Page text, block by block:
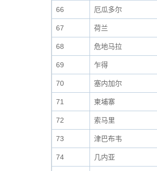
66 厄瓜多尔
67 荷兰
68 危地马拉
69 乍得
70 塞内加尔
71 柬埔寨
72 索马里
73 津巴布韦
74 几内亚